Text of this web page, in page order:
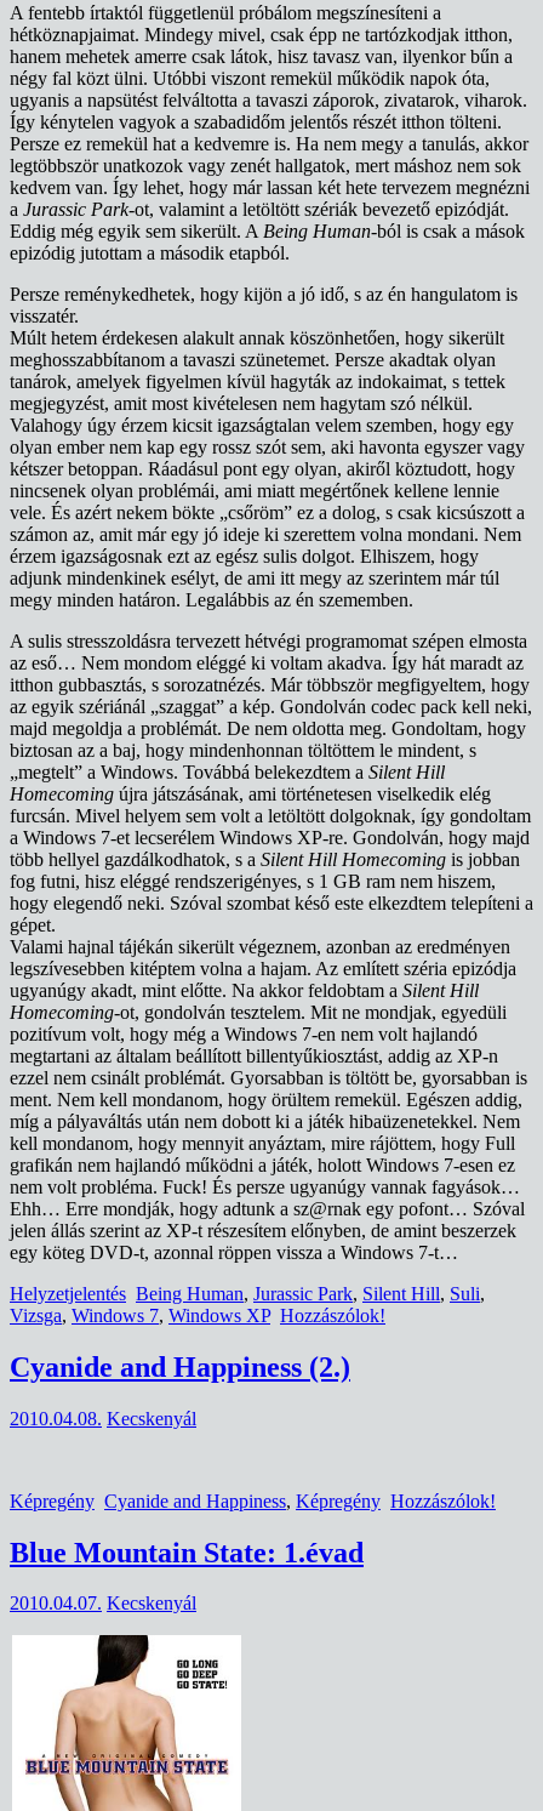
A fentebb írtaktól függetlenül próbálom megszínesíteni a
hétköznapjaimat. Mindegy mivel, csak épp ne tartózkodjak itthon,
hanem mehetek amerre csak látok, hisz tavasz van, ilyenkor bűn a
négy fal közt ülni. Utóbbi viszont remekül működik napok óta,
ugyanis a napsütést felváltotta a tavaszi záporok, zivatarok, viharok.
Így kénytelen vagyok a szabadidőm jelentős részét itthon tölteni.
Persze ez remekül hat a kedvemre is. Ha nem megy a tanulás, akkor
legtöbbször unatkozok vagy zenét hallgatok, mert máshoz nem sok
kedvem van. Így lehet, hogy már lassan két hete tervezem megnézni
a Jurassic Park-ot, valamint a letöltött szériák bevezető epizódját.
Eddig még egyik sem sikerült. A Being Human-ból is csak a mások
epizódig jutottam a második etapból.
Persze reménykedhetek, hogy kijön a jó idő, s az én hangulatom is
visszatér.
Múlt hetem érdekesen alakult annak köszönhetően, hogy sikerült
meghosszabbítanom a tavaszi szünetemet. Persze akadtak olyan
tanárok, amelyek figyelmen kívül hagyták az indokaimat, s tettek
megjegyzést, amit most kivételesen nem hagytam szó nélkül.
Valahogy úgy érzem kicsit igazságtalan velem szemben, hogy egy
olyan ember nem kap egy rossz szót sem, aki havonta egyszer vagy
kétszer betoppan. Ráadásul pont egy olyan, akiről köztudott, hogy
nincsenek olyan problémái, ami miatt megértőnek kellene lennie
vele. És azért nekem bökte „csőröm” ez a dolog, s csak kicsúszott a
számon az, amit már egy jó ideje ki szerettem volna mondani. Nem
érzem igazságosnak ezt az egész sulis dolgot. Elhiszem, hogy
adjunk mindenkinek esélyt, de ami itt megy az szerintem már túl
megy minden határon. Legalábbis az én szememben.
A sulis stresszoldásra tervezett hétvégi programomat szépen elmosta
az eső… Nem mondom eléggé ki voltam akadva. Így hát maradt az
itthon gubbasztás, s sorozatnézés. Már többször megfigyeltem, hogy
az egyik szériánál „szaggat” a kép. Gondolván codec pack kell neki,
majd megoldja a problémát. De nem oldotta meg. Gondoltam, hogy
biztosan az a baj, hogy mindenhonnan töltöttem le mindent, s
„megtelt” a Windows. Továbbá belekezdtem a Silent Hill
Homecoming újra játszásának, ami történetesen viselkedik elég
furcsán. Mivel helyem sem volt a letöltött dolgoknak, így gondoltam
a Windows 7-et lecserélem Windows XP-re. Gondolván, hogy majd
több hellyel gazdálkodhatok, s a Silent Hill Homecoming is jobban
fog futni, hisz eléggé rendszerigényes, s 1 GB ram nem hiszem,
hogy elegendő neki. Szóval szombat késő este elkezdtem telepíteni a
gépet.
Valami hajnal tájékán sikerült végeznem, azonban az eredményen
legszívesebben kitéptem volna a hajam. Az említett széria epizódja
ugyanúgy akadt, mint előtte. Na akkor feldobtam a Silent Hill
Homecoming-ot, gondolván tesztelem. Mit ne mondjak, egyedüli
pozitívum volt, hogy még a Windows 7-en nem volt hajlandó
megtartani az általam beállított billentyűkiosztást, addig az XP-n
ezzel nem csinált problémát. Gyorsabban is töltött be, gyorsabban is
ment. Nem kell mondanom, hogy örültem remekül. Egészen addig,
míg a pályaváltás után nem dobott ki a játék hibaüzenetekkel. Nem
kell mondanom, hogy mennyit anyáztam, mire rájöttem, hogy Full
grafikán nem hajlandó működni a játék, holott Windows 7-esen ez
nem volt probléma. Fuck! És persze ugyanúgy vannak fagyások…
Ehh… Erre mondják, hogy adtunk a sz@rnak egy pofont… Szóval
jelen állás szerint az XP-t részesítem előnyben, de amint beszerzek
egy köteg DVD-t, azonnal röppen vissza a Windows 7-t…
Helyzetjelentés Being Human, Jurassic Park, Silent Hill, Suli,
Vizsga, Windows 7, Windows XP Hozzászólok!
Cyanide and Happiness (2.)
2010.04.08. Kecskenyál
Képregény Cyanide and Happiness, Képregény Hozzászólok!
Blue Mountain State: 1.évad
2010.04.07. Kecskenyál